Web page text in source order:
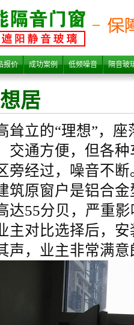
报价 成功案例 低频噪音 隔音玻
居
耸立的“理想”，
交通方便，但各
旁经过，噪音不断
筑原窗户是铝合
达55分贝，严重
主对比选择后，
声，业主非常满